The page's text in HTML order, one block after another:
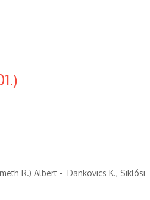
R.) Albert - Dankovics K., Siklósi